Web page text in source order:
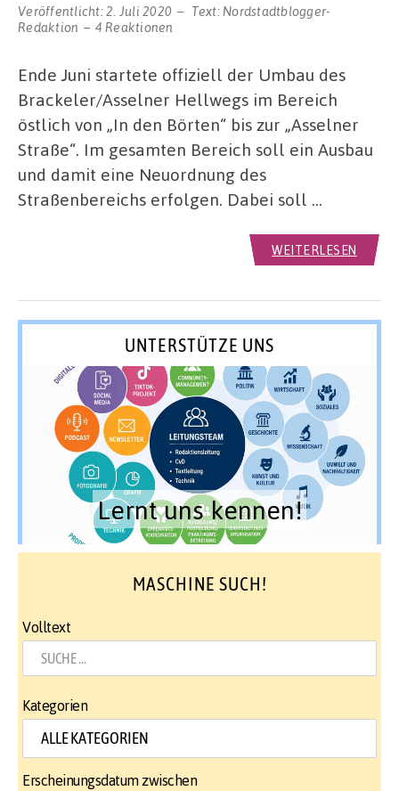
Veröffentlicht:2. Juli 2020 Text: Nordstadtblogger-
Redaktion
4 Reaktionen
Ende Juni startete offiziell der Umbau des
Brackeler/Asselner Hellwegs im Bereich
östlich von „In den Börten“ bis zur „Asselner
Straße“. Im gesamten Bereich soll ein Ausbau
und damit eine Neuordnung des
Straßenbereichs erfolgen. Dabei soll …
WEITERLESEN
UNTERSTÜTZE UNS
Lernt uns kennen!
MASCHINE SUCH!
Volltext
Kategorien
Erscheinungsdatum zwischen